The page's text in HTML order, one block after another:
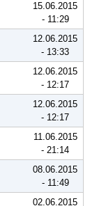
15.06.2015
- 11:29
12.06.2015
- 13:33
12.06.2015
- 12:17
12.06.2015
- 12:17
11.06.2015
- 21:14
08.06.2015
- 11:49
02.06.2015